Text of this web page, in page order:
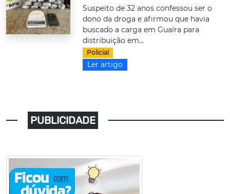
Suspeito de 32 anos confessou ser o
dono da droga e afirmou que havia
buscado a carga em Guaíra para
distribuição em...
Policial
Ler artigo
PUBLICIDADE